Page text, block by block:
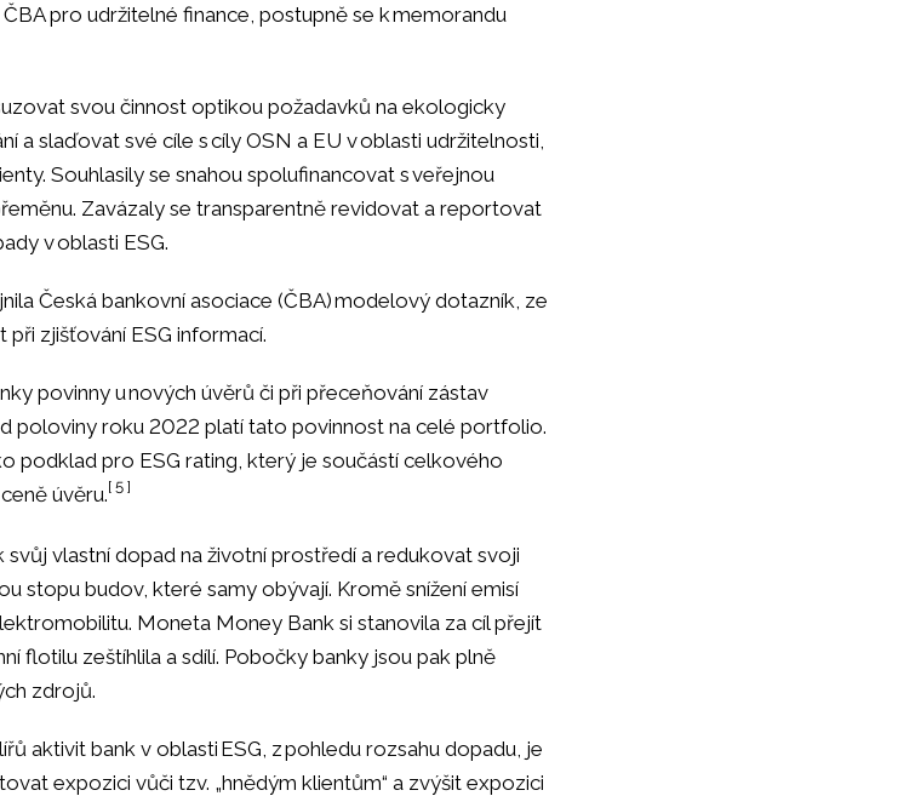
pro udržitelné finance, postupně se k memorandu
svou činnost optikou požadavků na ekologicky
a slaďovat své cíle s cíly OSN a EU v oblasti udržitelnosti,
Souhlasily se snahou spolufinancovat s veřejnou
Zavázaly se transparentně revidovat a reportovat
v oblasti ESG.
Česká bankovní asociace (ČBA) modelový dotazník, ze
zjišťování ESG informací.
povinny u nových úvěrů či při přeceňování zástav
poloviny roku 2022 platí tato povinnost na celé portfolio.
podklad pro ESG rating, který je součástí celkového
úvěru.[ 5 ]
svůj vlastní dopad na životní prostředí a redukovat svoji
stopu budov, které samy obývají. Kromě snížení emisí
Moneta Money Bank si stanovila za cíl přejít
flotilu zeštíhlila a sdílí. Pobočky banky jsou pak plně
zdrojů.
aktivit bank v oblasti ESG, z pohledu rozsahu dopadu, je
expozici vůči tzv. „hnědým klientům“ a zvýšit expozici